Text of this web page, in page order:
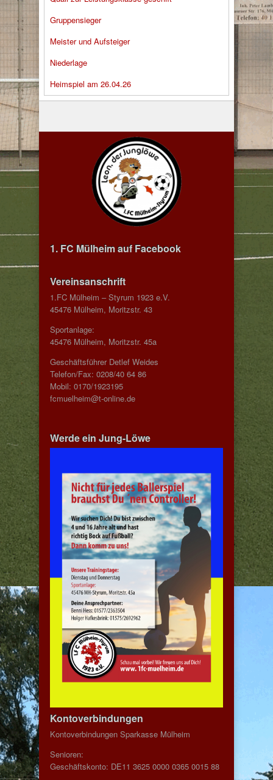
Gruppensieger
Meister und Aufsteiger
Niederlage
Heimspiel am 26.04.26
1. FC Mülheim auf Facebook
Vereinsanschrift
1.FC Mülheim – Styrum 1923 e.V.
45476 Mülheim, Moritzstr. 43
Sportanlage:
45476 Mülheim, Moritzstr. 45a
Geschäftsführer Detlef Weides
Telefon/Fax: 0208/40 64 86
Mobil: 0170/1923195
fcmuelheim@t-online.de
Werde ein Jung-Löwe
Kontoverbindungen
Kontoverbindungen Sparkasse Mülheim
Senioren:
Geschäftskonto: DE11 3625 0000 0365 0015 88